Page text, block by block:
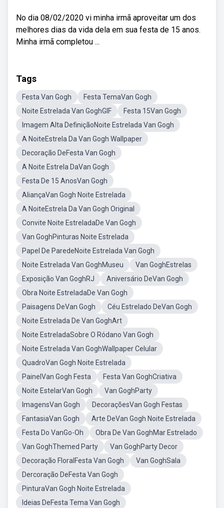
No dia 08/02/2020 vi minha irmã aproveitar um dos
melhores dias da vida dela em sua festa de 15 anos.
Minha irmã completou ...
Tags
Festa Van Gogh
Festa TemaVan Gogh
Noite Estrelada Van GoghGIF
Festa 15Van Gogh
Imagem Alta DefiniçãoNoite Estrelada Van Gogh
A NoiteEstrela Da Van Gogh Wallpaper
Decoração DeFesta Van Gogh
A Noite Estrela DaVan Gogh
Festa De 15 AnosVan Gogh
AliançaVan Gogh Noite Estrelada
A NoiteEstrela Da Van Gogh Original
Convite Noite EstreladaDe Van Gogh
Van GoghPinturas Noite Estrelada
Papel De ParedeNoite Estrelada Van Gogh
Noite Estrelada Van GoghMuseu
Van GoghEstrelas
Exposição Van GoghRJ
Aniversário DeVan Gogh
Obra Noite EstreladaDe Van Gogh
Paisagens DeVan Gogh
Céu Estrelado DeVan Gogh
Noite Estrelada De Van GoghArt
Noite EstreladaSobre O Ródano Van Gogh
Noite Estrelada Van GoghWallpaper Celular
QuadroVan Gogh Noite Estrelada
PainelVan Gogh Festa
Festa Van GoghCriativa
Noite EstelarVan Gogh
Van GoghParty
ImagensVan Gogh
DecoraçõesVan Gogh Festas
FantasiaVan Gogh
Arte DeVan Gogh Noite Estrelada
Festa Do VanGo-Oh
Obra De Van GoghMar Estrelado
Van GoghThemed Party
Van GoghParty Decor
Decoração FloralFesta Van Gogh
Van GoghSala
Dercoração DeFesta Van Gogh
PinturaVan Gogh Noite Estrelada
Ideias DeFesta Tema Van Gogh